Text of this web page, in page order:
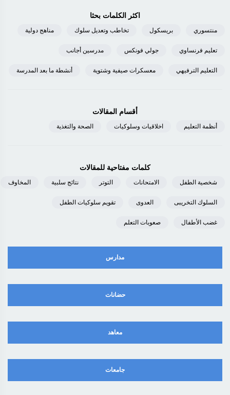
اكثر الكلمات بحثا
منتسوري بريسكول تخاطب وتعديل سلوك مناهج دولية
تعليم فرنساوي جولي فونكس مدرسين أجانب
التعليم الترفيهي معسكرات صيفية وشتوية أنشطة ما بعد المدرسة
أقسام المقالات
أنظمة التعليم اخلاقيات وسلوكيات الصحة والتغذية
كلمات مفتاحية للمقالات
شخصية الطفل الامتحانات التوتر نتائج سلبية المخاوف
السلوك التخريبى العدوى تقويم سلوكيات الطفل
غضب الأطفال صعوبات التعلم
مدارس
حضانات
معاهد
جامعات